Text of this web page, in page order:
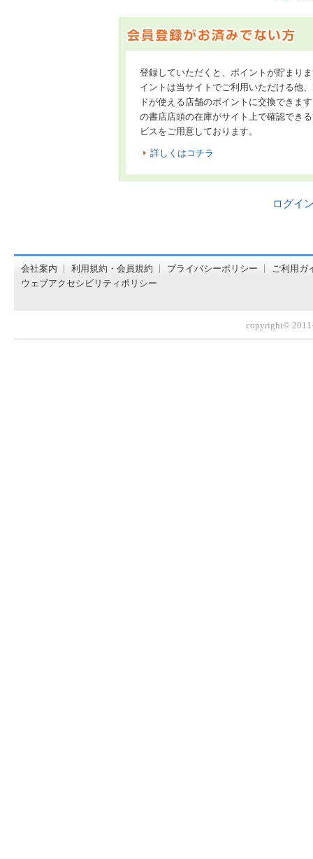
登録していただくと、ポイントが貯まり
イントは当サイトでご利用いただける他
ドが使える店舗のポイントに交換できま
の書店店頭の在庫がサイト上で確認でき
ビスをご用意しております。
詳しくはコチラ
ログイ
会社案内 利用規約・会員規約 プライバシーポリシー
ご利用ガ
ウェブアクセシビリティポリシー
copyright©